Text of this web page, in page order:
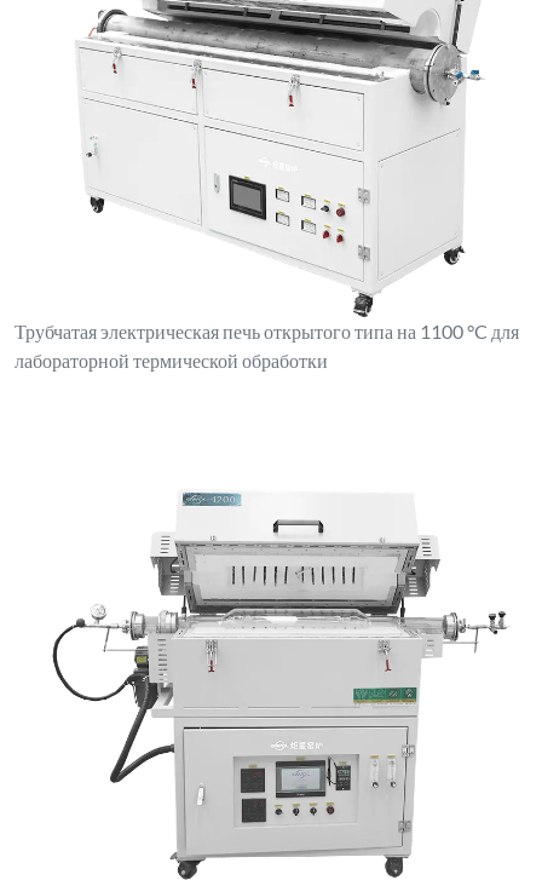
Трубчатая электрическая печь открытого типа на 1100 °C для
лабораторной термической обработки